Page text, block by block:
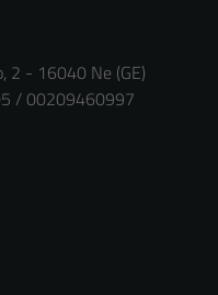
2 - 16040 Ne (GE)
/ 00209460997
Questi cookie
sono necessari